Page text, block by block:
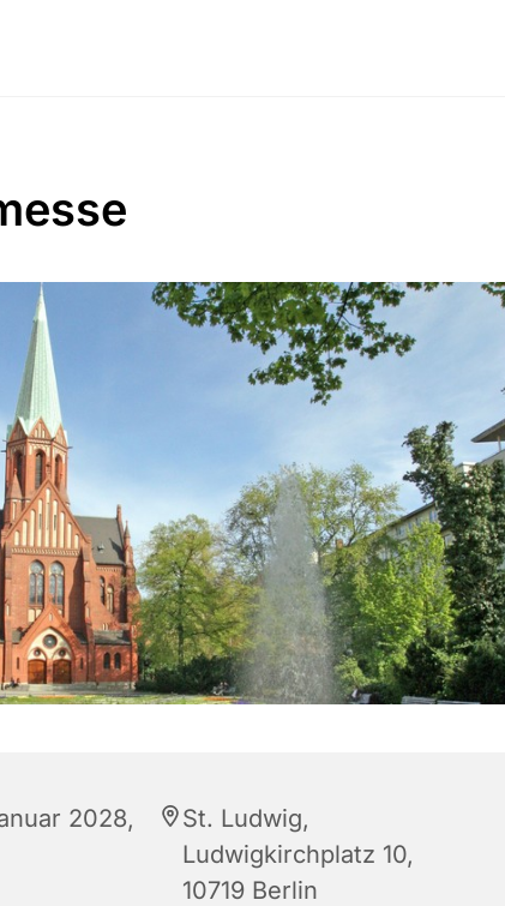
2028,
St. Ludwig,
Ludwigkirchplatz 10,
10719 Berlin